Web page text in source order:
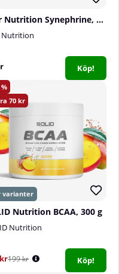
Star Nutrition Synephrine, 90 caps
Nutrition
Köp!
70
Nutrition BCAA, 300 g
Nutrition
199 kr Köp!